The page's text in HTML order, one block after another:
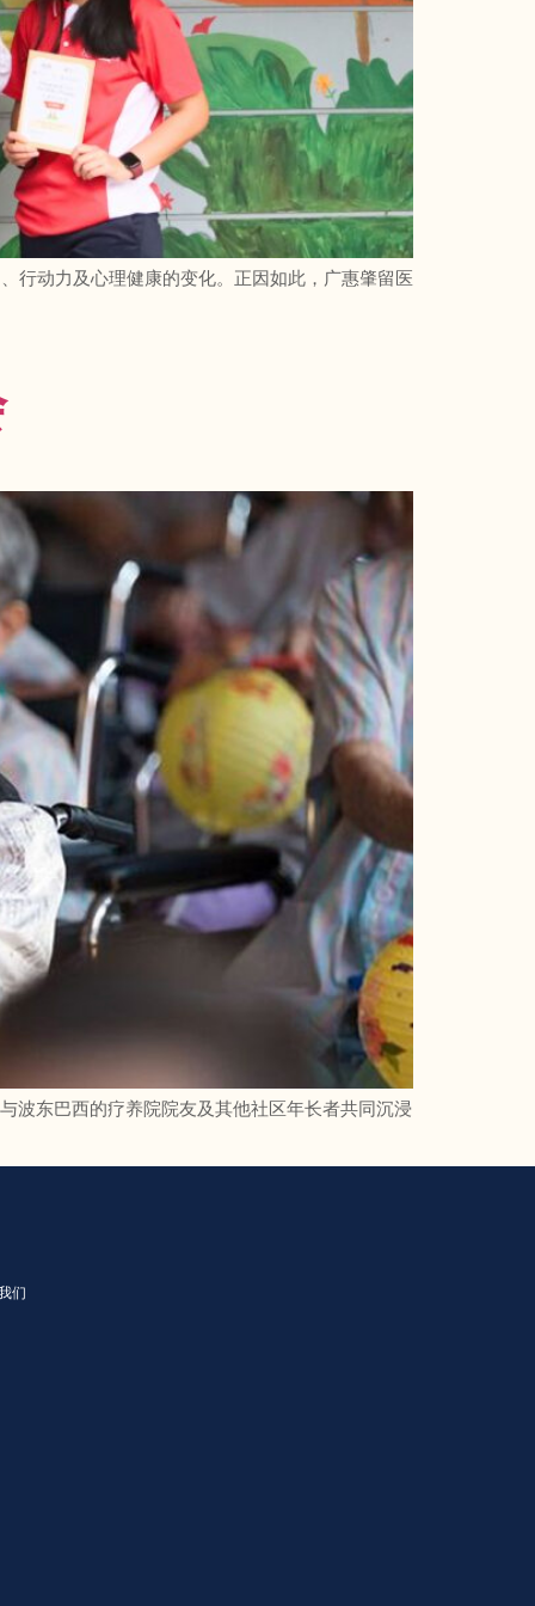
行动力及心理健康的变化。正因如此，广惠肇留医
波东巴西的疗养院院友及其他社区年长者共同沉浸
们